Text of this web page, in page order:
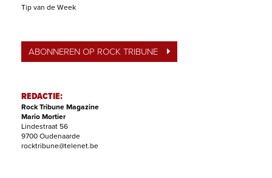
Tip van de Week
ABONNEREN OP ROCK TRIBUNE
REDACTIE:
Rock Tribune Magazine
Mario Mortier
Lindestraat 56
9700 Oudenaarde
rocktribune@telenet.be